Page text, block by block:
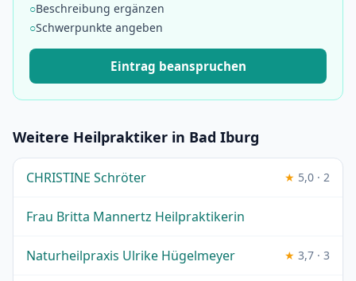
○Beschreibung ergänzen
○Schwerpunkte angeben
Eintrag beanspruchen
Weitere Heilpraktiker in Bad Iburg
CHRISTINE Schröter ★ 5,0 · 2
Frau Britta Mannertz Heilpraktikerin
Naturheilpraxis Ulrike Hügelmeyer ★ 3,7 · 3